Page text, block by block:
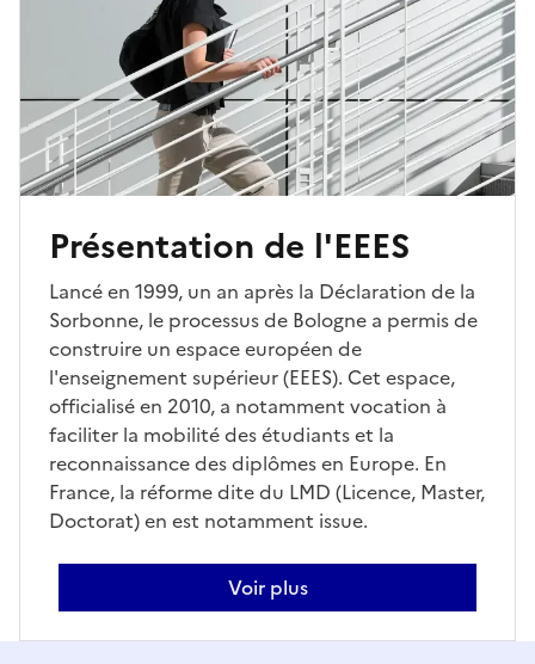
Présentation de l'EEES
Lancé en 1999, un an après la Déclaration de la
Sorbonne, le processus de Bologne a permis de
construire un espace européen de
l'enseignement supérieur (EEES). Cet espace,
officialisé en 2010, a notamment vocation à
faciliter la mobilité des étudiants et la
reconnaissance des diplômes en Europe. En
France, la réforme dite du LMD (Licence, Master,
Doctorat) en est notamment issue.
Voir plus